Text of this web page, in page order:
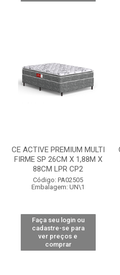
CE ACTIVE PREMIUM MULTI
FIRME SP 26CM X 1,88M X
88CM LPR CP2
Código: PA02505
Embalagem: UN\1
Faça seu login ou
cadastre-se para
ver preços e
comprar